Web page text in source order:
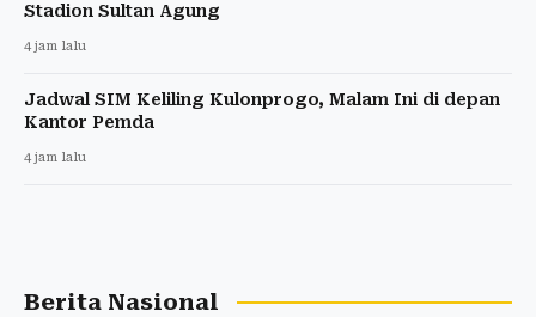
Stadion Sultan Agung
4 jam lalu
Jadwal SIM Keliling Kulonprogo, Malam Ini di depan
Kantor Pemda
4 jam lalu
Berita Nasional